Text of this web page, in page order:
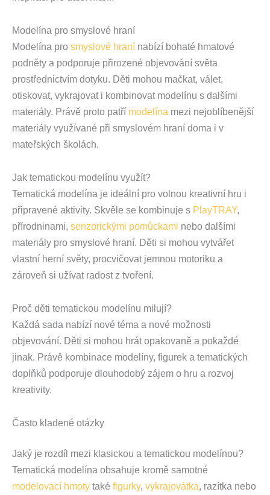
Modelína pro smyslové hraní
Modelína pro smyslové hraní nabízí bohaté hmatové
podněty a podporuje přirozené objevování světa
prostřednictvím dotyku. Děti mohou mačkat, válet,
otiskovat, vykrajovat i kombinovat modelínu s dalšími
materiály. Právě proto patří modelína mezi nejoblíbenější
materiály využívané při smyslovém hraní doma i v
mateřských školách.
Jak tematickou modelínu využít?
Tematická modelína je ideální pro volnou kreativní hru i
připravené aktivity. Skvěle se kombinuje s PlayTRAY,
přírodninami, senzorickými pomůckami nebo dalšími
materiály pro smyslové hraní. Děti si mohou vytvářet
vlastní herní světy, procvičovat jemnou motoriku a
zároveň si užívat radost z tvoření.
Proč děti tematickou modelínu milují?
Každá sada nabízí nové téma a nové možnosti
objevování. Děti si mohou hrát opakovaně a pokaždé
jinak. Právě kombinace modelíny, figurek a tematických
doplňků podporuje dlouhodobý zájem o hru a rozvoj
kreativity.
Často kladené otázky
Jaký je rozdíl mezi klasickou a tematickou modelínou?
Tematická modelína obsahuje kromě samotné
modelovací hmoty také figurky, vykrajovátka, razítka nebo